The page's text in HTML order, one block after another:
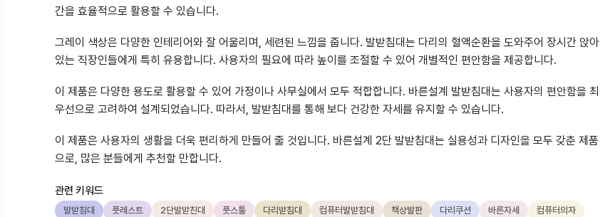
간을 효율적으로 활용할 수 있습니다.
그레이 색상은 다양한 인테리어와 잘 어울리며, 세련된 느낌을 줍니다. 발받침대는 다리의 혈액순환을 도와주어 장시간 앉아
있는 직장인들에게 특히 유용합니다. 사용자의 필요에 따라 높이를 조절할 수 있어 개별적인 편안함을 제공합니다.
이 제품은 다양한 용도로 활용할 수 있어 가정이나 사무실에서 모두 적합합니다. 바른설계 발받침대는 사용자의 편안함을 최
우선으로 고려하여 설계되었습니다. 따라서, 발받침대를 통해 보다 건강한 자세를 유지할 수 있습니다.
이 제품은 사용자의 생활을 더욱 편리하게 만들어 줄 것입니다. 바른설계 2단 발받침대는 실용성과 디자인을 모두 갖춘 제품
으로, 많은 분들에게 추천할 만합니다.
관련 키워드
발받침대 풋레스트 2단발받친대 풋스툴 다리받침대 컴퓨터발받침대 책상발판 다리쿠션 바른자세 컴퓨터의자